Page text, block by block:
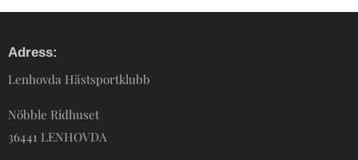
Adress:
Lenhovda Hästsportklubb
Nöbble Ridhuset
36441 LENHOVDA